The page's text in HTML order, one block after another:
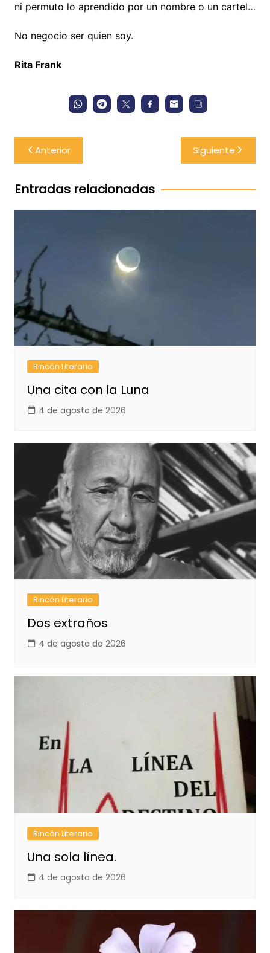
ni permuto lo aprendido por un nombre o un cartel…
No negocio ser quien soy.
Rita Frank
Navegación
de
entradas
Anterior Siguiente
Entradas relacionadas
Rincón Literario
Una cita con la Luna
4 de agosto de 2026
Rincón Literario
Dos extraños
4 de agosto de 2026
Rincón Literario
Una sola línea.
4 de agosto de 2026